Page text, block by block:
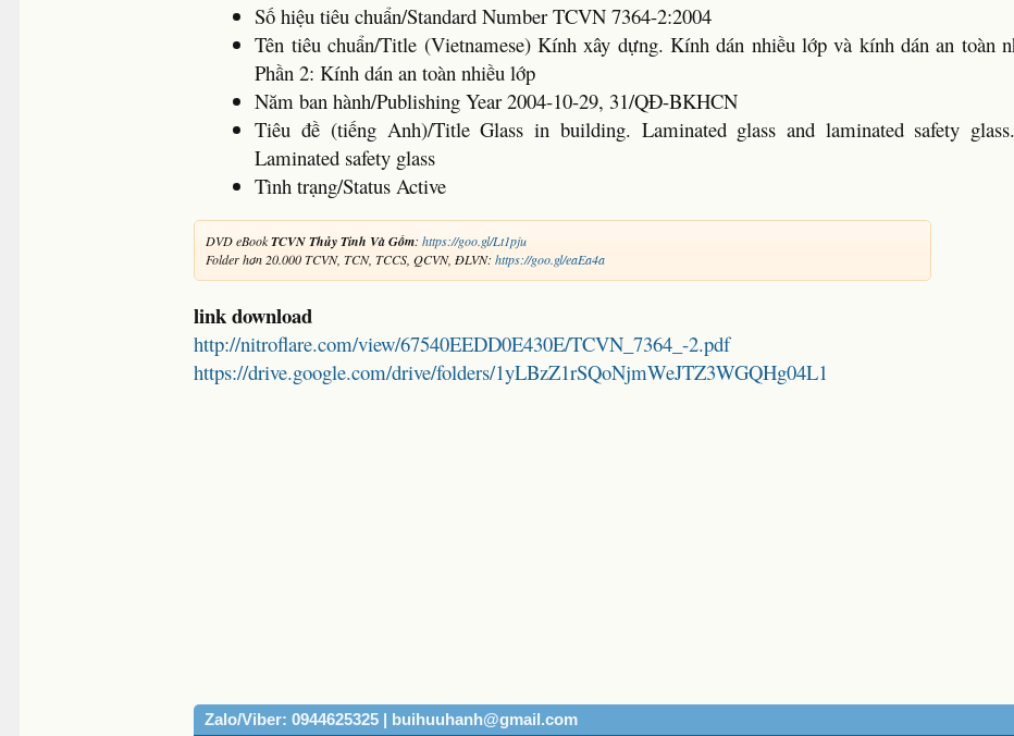
Số hiệu tiêu chuẩn/Standard Number TCVN 7364-2:2004
Tên tiêu chuẩn/Title (Vietnamese) Kính xây dựng. Kính dán nhiều lớp và kính dán an toàn
Phần 2: Kính dán an toàn nhiều lớp
Năm ban hành/Publishing Year 2004-10-29, 31/QĐ-BKHCN
Tiêu đề (tiếng Anh)/Title Glass in building. Laminated glass and laminated safety
Laminated safety glass
Tình trạng/Status Active
DVD eBookTCVN Thủy Tinh Và Gốm:https://goo.gl/Lt1pju
Folder hơn 20.000 TCVN, TCN, TCCS, QCVN, ĐLVN:https://goo.gl/eaEa4a
link download
http://nitroflare.com/view/67540EEDD0E430E/TCVN_7364_-2.pdf
https://drive.google.com/drive/folders/1yLBzZ1rSQoNjmWeJTZ3WGQHg04L1
Zalo/Viber: 0944625325 | buihuuhanh@gmail.com